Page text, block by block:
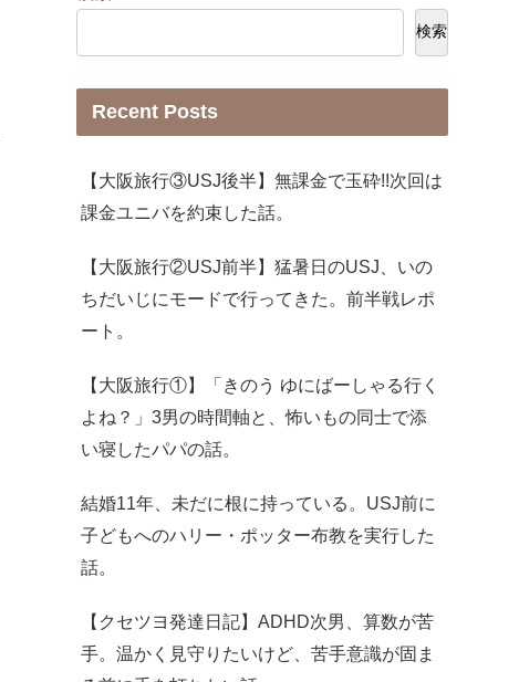
検索
Recent Posts
【大阪旅行③USJ後半】無課金で玉砕!!次回は
課金ユニバを約束した話。
【大阪旅行②USJ前半】猛暑日のUSJ、いの
ちだいじにモードで行ってきた。前半戦レポ
ート。
【大阪旅行①】「きのう ゆにばーしゃる行く
よね？」3男の時間軸と、怖いもの同士で添
い寝したパパの話。
結婚11年、未だに根に持っている。USJ前に
子どもへのハリー・ポッター布教を実行した
話。
【クセツヨ発達日記】ADHD次男、算数が苦
手。温かく見守りたいけど、苦手意識が固ま